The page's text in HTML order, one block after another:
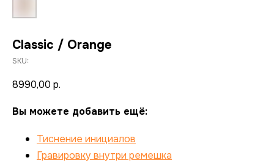
Classic / Orange
SKU:
8990,00 р.
Вы можете добавить ещё:
Тиснение инициалов
Гравировку внутри ремешка